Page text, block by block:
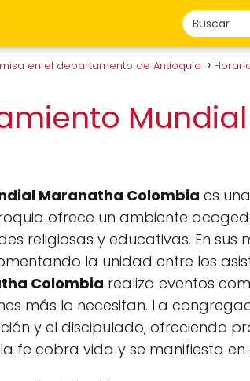
en el departamento de Antioquia
Maranatha Colombia es
ofrece un ambiente
religiosas y educativas. En sus
la unidad entre los
Colombia realiza eventos
más lo necesitan. La
y el discipulado, ofreciendo
fe cobra vida y se manifiesta